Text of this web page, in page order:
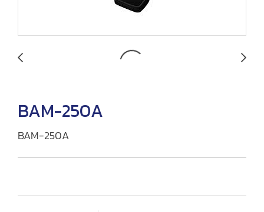
BAM-250A
BAM-250A